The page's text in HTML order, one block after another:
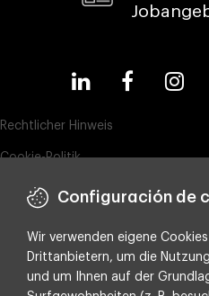
Rechtlicher Hinweis
Cookie-Politik
Datenschutz
ESG-Richtlinie
Integrated policy on Information
Configuración de
Wir verwenden eigene
Drittanbietern, um die
und um Ihnen auf der